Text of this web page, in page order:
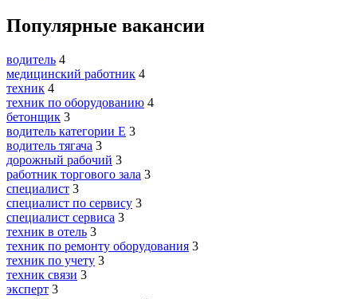
Популярные вакансии
водитель 4
медицинский работник 4
техник 4
техник по оборудованию 4
бетонщик 3
водитель категории E 3
водитель тягача 3
дорожный рабочий 3
работник торгового зала 3
специалист 3
специалист по сервису 3
специалист сервиса 3
техник в отель 3
техник по ремонту оборудования 3
техник по учету 3
техник связи 3
эксперт 3